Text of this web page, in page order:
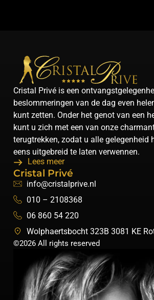
Cristal Privé is een
beslommeringen van de dag even
kunt zetten. Onder het genot van een
kunt u zich met een van onze
terugtrekken, zodat u alle gelegenheid
eens uitgebreid te laten verwennen.
Lees meer
Cristal Privé
info@cristalprive.nl
010 – 2108368
06 860 54 220
Wolphaertsbocht 323B 3081 KE
©2026 All rights reserved